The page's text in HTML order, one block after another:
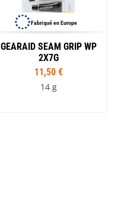
Fabriqué en Europe
GEARAID SEAM GRIP WP
2X7G
11,50 €
14 g